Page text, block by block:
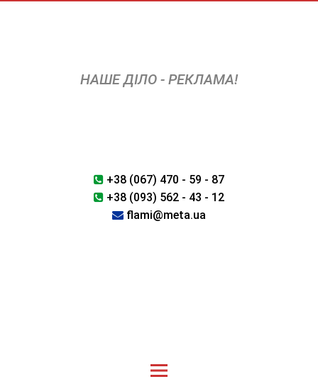
НАШЕ ДІЛО - РЕКЛАМА!
+38 (067) 470 - 59 - 87
+38 (093) 562 - 43 - 12
flami@meta.ua